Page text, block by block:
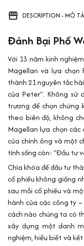
DESCRIPTION - MÔ
Đánh Bại Phố
Với 13 năm kinh
Magellan và lựa chọn
thành 21 nguyên tắc
của Peter”. Không sử
trương để chọn chứng
theo biên độ, không
Magellan lựa chọn
của chính ông và một
tính sống còn: “Đầu tư
Chìa khóa để đầu tư
cổ phiếu không giống
sau mỗi cổ phiếu và
hành của các công ty
cách nào chúng ta có
xây dựng một danh
nghiệm, hiểu biết và